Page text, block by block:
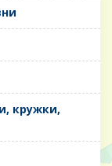
кружки,